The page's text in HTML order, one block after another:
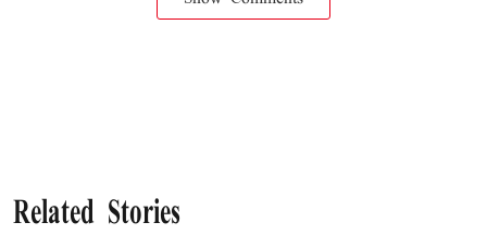
Related Stories